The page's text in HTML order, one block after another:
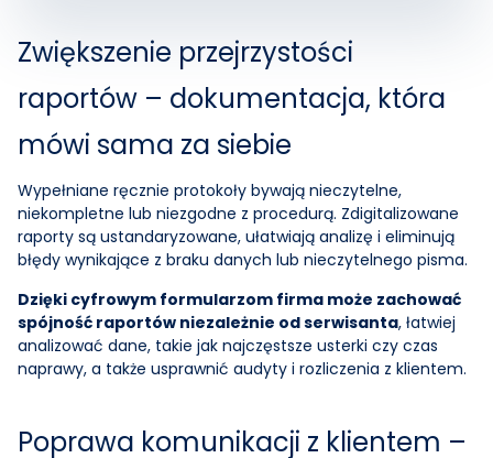
Zwiększenie przejrzystości
raportów – dokumentacja, która
mówi sama za siebie
Wypełniane ręcznie protokoły bywają nieczytelne,
niekompletne lub niezgodne z procedurą. Zdigitalizowane
raporty są ustandaryzowane, ułatwiają analizę i eliminują
błędy wynikające z braku danych lub nieczytelnego pisma.
Dzięki cyfrowym formularzom firma może zachować
spójność raportów niezależnie od serwisanta, łatwiej
analizować dane, takie jak najczęstsze usterki czy czas
naprawy, a także usprawnić audyty i rozliczenia z klientem.
Poprawa komunikacji z klientem –